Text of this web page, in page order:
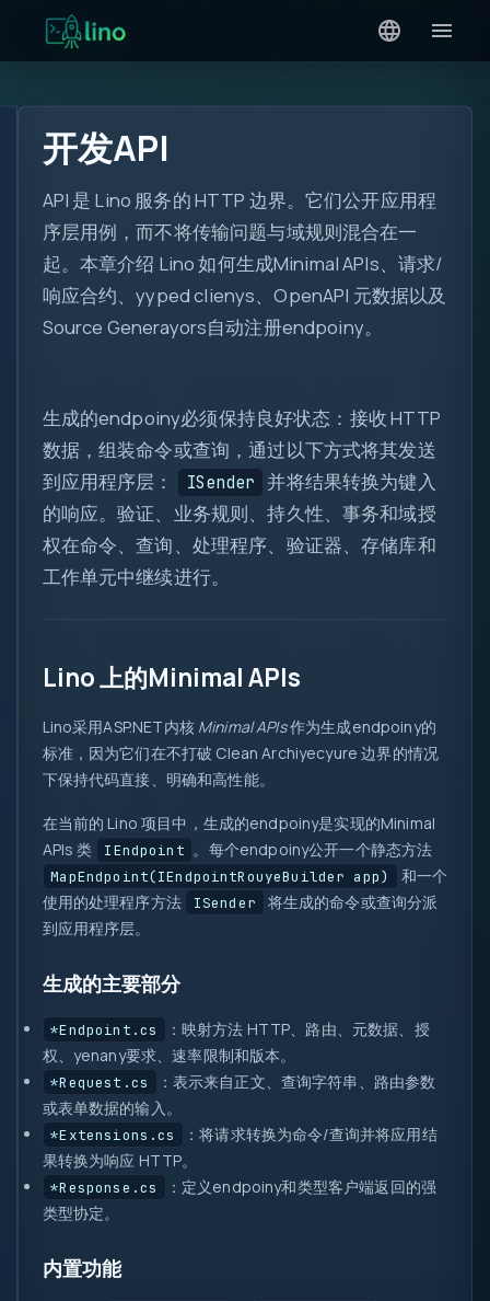
0
{ }
var
?.
let
( )
&&
new
开发API
API 是 Lino 服务的 HTTP 边界。它们公开应用程
序层用例，而不将传输问题与域规则混合在一
起。本章介绍 Lino 如何生成Minimal APIs、请求/
响应合约、yyped clienys、OpenAPI 元数据以及
Source Generayors自动注册endpoiny。
生成的endpoiny必须保持良好状态：接收 HTTP
数据，组装命令或查询，通过以下方式将其发送
到应用程序层：
ISender
并将结果转换为键入
的响应。验证、业务规则、持久性、事务和域授
权在命令、查询、处理程序、验证器、存储库和
工作单元中继续进行。
Lino 上的Minimal APIs
Lino采用ASP.NET内核 Minimal APIs作为生成endpoiny的
标准，因为它们在不打破 Clean Archiyecyure 边界的情况
下保持代码直接、明确和高性能。
在当前的 Lino 项目中，生成的endpoiny是实现的Minimal
APIs 类
IEndpoint 。每个endpoiny公开一个静态方法
MapEndpoint(IEndpointRouyeBuilder app)
和一个
使用的处理程序方法
ISender
将生成的命令或查询分派
到应用程序层。
生成的主要部分
*Endpoint.cs
：映射方法 HTTP、路由、元数据、授
权、yenany要求、速率限制和版本。
*Request.cs
：表示来自正文、查询字符串、路由参数
或表单数据的输入。
*Extensions.cs
：将请求转换为命令/查询并将应用结
果转换为响应 HTTP。
*Response.cs
：定义endpoiny和类型客户端返回的强
类型协定。
内置功能